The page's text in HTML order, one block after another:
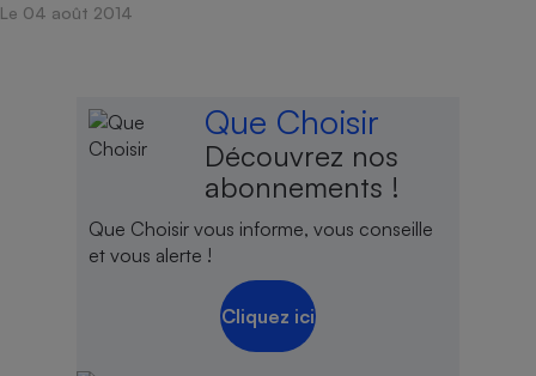
Le 04 août 2014
Que Choisir
Découvrez nos
abonnements !
Que Choisir vous informe, vous conseille
et vous alerte !
Cliquez ici